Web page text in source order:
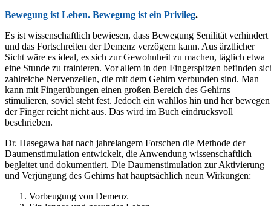
Bewegung ist Leben. Bewegung ist ein Privileg.
Es ist wissenschaftlich bewiesen, dass Bewegung Senilität verhindert
und das Fortschreiten der Demenz verzögern kann. Aus ärztlicher
Sicht wäre es ideal, es sich zur Gewohnheit zu machen, täglich etwa
eine Stunde zu trainieren. Vor allem in den Fingerspitzen befinden
zahlreiche Nervenzellen, die mit dem Gehirn verbunden sind. Man
kann mit Fingerübungen einen großen Bereich des Gehirns
stimulieren, soviel steht fest. Jedoch ein wahllos hin und her bewegen
der Finger reicht nicht aus. Das wird im Buch eindrucksvoll
beschrieben.
Dr. Hasegawa hat nach jahrelangem Forschen die Methode der
Daumenstimulation entwickelt, die Anwendung wissenschaftlich
begleitet und dokumentiert. Die Daumenstimulation zur Aktivierung
und Verjüngung des Gehirns hat hauptsächlich neun Wirkungen:
Vorbeugung von Demenz